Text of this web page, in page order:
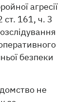
агресії
ст. 161, ч. 3
безпеки
не